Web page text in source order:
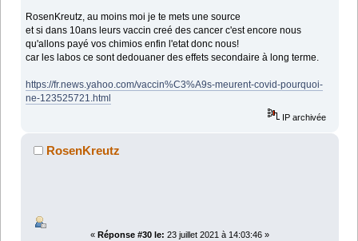
RosenKreutz, au moins moi je te mets une source
et si dans 10ans leurs vaccin creé des cancer c'est encore nous
qu'allons payé vos chimios enfin l'etat donc nous!
car les labos ce sont dedouaner des effets secondaire à long terme.
https://fr.news.yahoo.com/vaccin%C3%A9s-meurent-covid-pourquoi-
ne-123525721.html
IP archivée
RosenKreutz
« Réponse #30 le: 23 juillet 2021 à 14:03:46 »